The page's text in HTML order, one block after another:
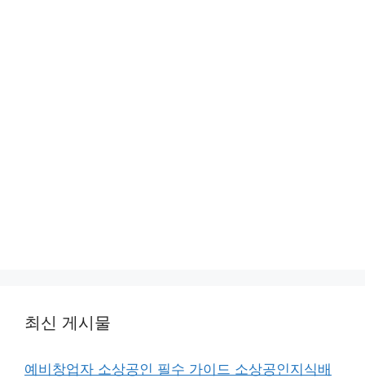
최신 게시물
예비창업자 소상공인 필수 가이드 소상공인지식배